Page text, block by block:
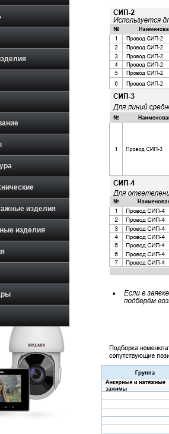
изделия
изделия